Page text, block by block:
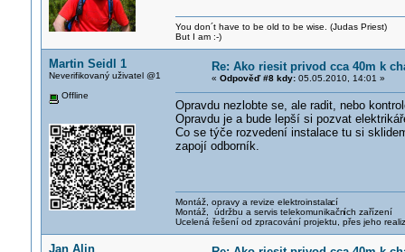
You don´t have to be old to be wise. (Judas Priest)
But I am :-)
Martin Seidl 1
Neverifikovaný uživatel @1
Offline
Re: Ako riesit privod cca 40m k
« Odpověď #8 kdy:05.05.2010, 14:01 »
Opravdu nezlobte se, ale radit, nebo
Opravdu je a bude lepší si pozvat
Co se týče rozvedení instalace tu si
zapojí odborník.
Montáž, opravy a revize elektroinstalací
Montáž, údržbu a servis telekomunikačních zařízení
Ucelená řešení od zpracování projektu, přes jeho
Jan Alin